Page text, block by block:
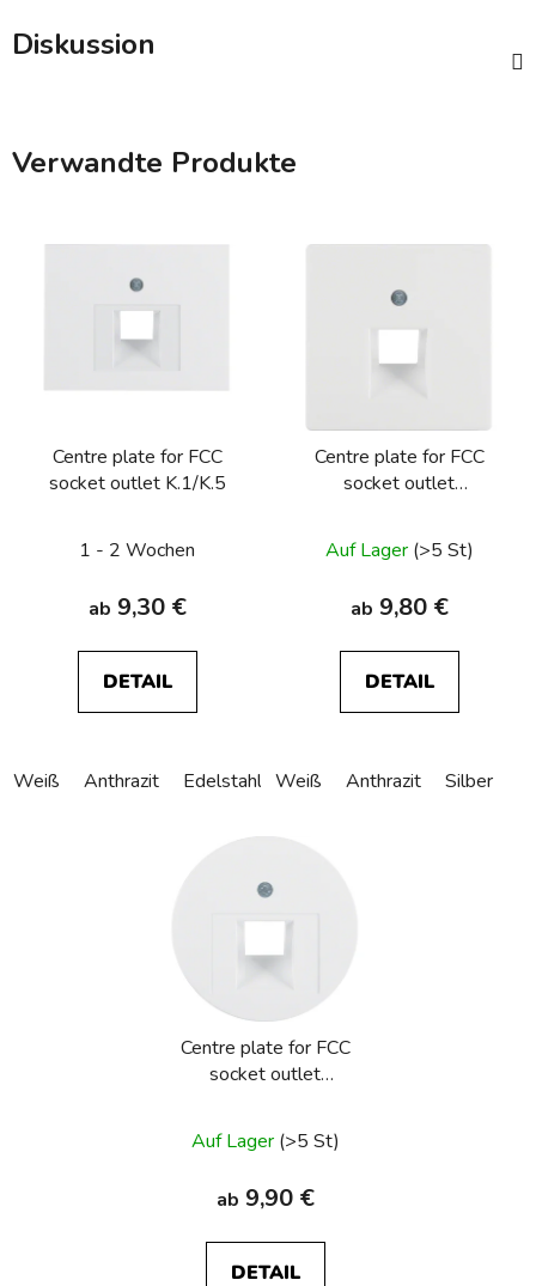
Diskussion
Verwandte Produkte
Centre plate for FCC
socket outlet K.1/K.5
1 - 2 Wochen
ab 9,30 €
DETAIL
Weiß Anthrazit Edelstahl Alu eloxiert
Centre plate for FCC
socket outlet
Auf Lager (>5 St)
ab 9,80 €
DETAIL
Weiß Anthrazit Silber
Centre plate for FCC
socket outlet
Auf Lager (>5 St)
ab 9,90 €
DETAIL